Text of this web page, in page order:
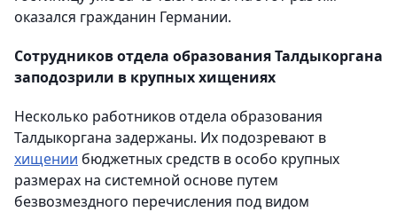
оказался гражданин Германии.
Сотрудников отдела образования Талдыкоргана
заподозрили в крупных хищениях
Несколько работников отдела образования
Талдыкоргана задержаны. Их подозревают в
хищении бюджетных средств в особо крупных
размерах на системной основе путем
безвозмездного перечисления под видом